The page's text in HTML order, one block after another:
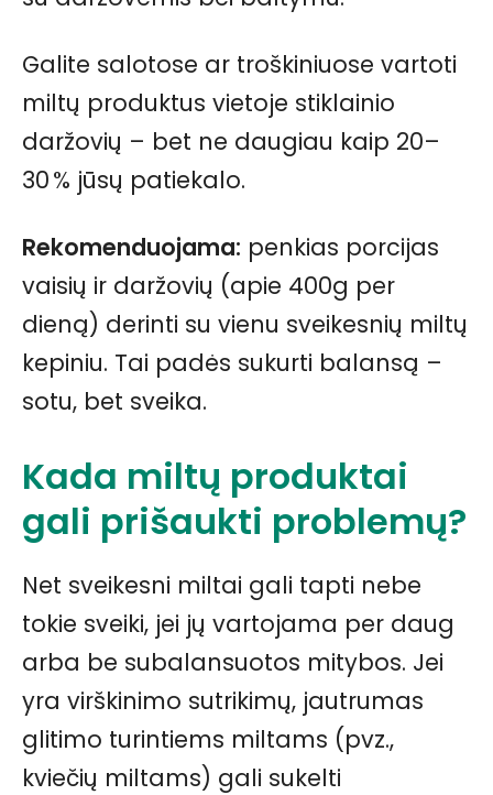
Galite salotose ar troškiniuose vartoti
miltų produktus vietoje stiklainio
daržovių – bet ne daugiau kaip 20–
30 % jūsų patiekalo.
Rekomenduojama: penkias porcijas
vaisių ir daržovių (apie 400g per
dieną) derinti su vienu sveikesnių miltų
kepiniu. Tai padės sukurti balansą –
sotu, bet sveika.
Kada miltų produktai
gali prišaukti problemų?
Net sveikesni miltai gali tapti nebe
tokie sveiki, jei jų vartojama per daug
arba be subalansuotos mitybos. Jei
yra virškinimo sutrikimų, jautrumas
glitimo turintiems miltams (pvz.,
kviečių miltams) gali sukelti